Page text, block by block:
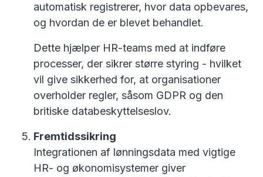
automatisk registrerer, hvor data opbevares,
og hvordan de er blevet behandlet.
Dette hjælper HR-teams med at indføre
processer, der sikrer større styring - hvilket
vil give sikkerhed for, at organisationer
overholder regler, såsom GDPR og den
britiske databeskyttelseslov.
Fremtidssikring
Integrationen af lønningsdata med vigtige
HR- og økonomisystemer giver